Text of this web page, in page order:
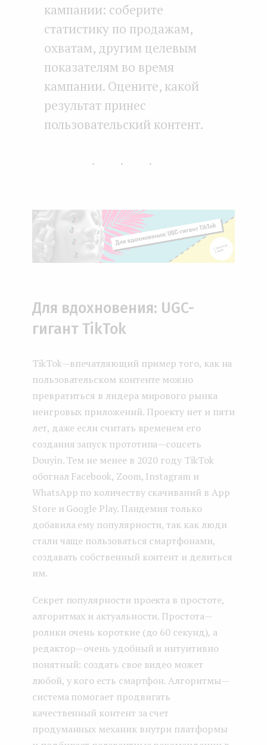
кампании: соберите
статистику по продажам,
охватам, другим целевым
показателям во время
кампании. Оцените, какой
результат принес
пользовательский контент.
...
Для вдохновения: UGC-
гигант TikTok
TikTok — впечатляющий пример того, как на
пользовательском контенте можно
превратиться в лидера мирового рынка
неигровых приложений. Проекту нет и пяти
лет, даже если считать временем его
создания запуск прототипа — соцсеть
Douyin. Тем не менее в 2020 году TikTok
обогнал Facebook, Zoom, Instagram и
WhatsApp по количеству скачиваний в App
Store и Google Play. Пандемия только
добавила ему популярности, так как люди
стали чаще пользоваться смартфонами,
создавать собственный контент и делиться
им.
Секрет популярности проекта в простоте,
алгоритмах и актуальности. Простота —
ролики очень короткие (до 60 секунд), а
редактор — очень удобный и интуитивно
понятный: создать свое видео может
любой, у кого есть смартфон. Алгоритмы —
система помогает продвигать
качественный контент за счет
продуманных механик внутри платформы